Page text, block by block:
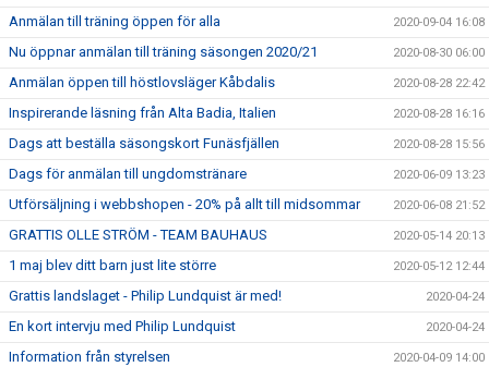
Anmälan till träning öppen för alla 2020-09-04 16:08
Nu öppnar anmälan till träning säsongen 2020/21 2020-08-30 06:00
Anmälan öppen till höstlovsläger Kåbdalis 2020-08-28 22:42
Inspirerande läsning från Alta Badia, Italien 2020-08-28 16:16
Dags att beställa säsongskort Funäsfjällen 2020-08-28 15:56
Dags för anmälan till ungdomstränare 2020-06-09 13:23
Utförsäljning i webbshopen - 20% på allt till midsommar 2020-06-08 21:52
GRATTIS OLLE STRÖM - TEAM BAUHAUS 2020-05-14 20:13
1 maj blev ditt barn just lite större 2020-05-12 12:44
Grattis landslaget - Philip Lundquist är med! 2020-04-24
En kort intervju med Philip Lundquist 2020-04-24
Information från styrelsen 2020-04-09 14:00